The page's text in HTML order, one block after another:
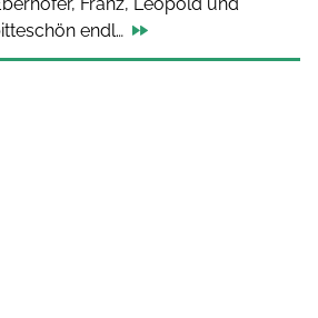
endl…